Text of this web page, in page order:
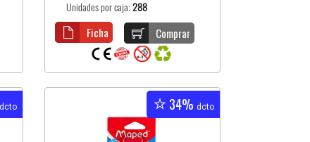
Unidades por caja: 288
Comprar
Ficha
dcto 34% dcto